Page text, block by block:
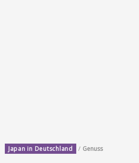
Japan in Deutschland / Genuss